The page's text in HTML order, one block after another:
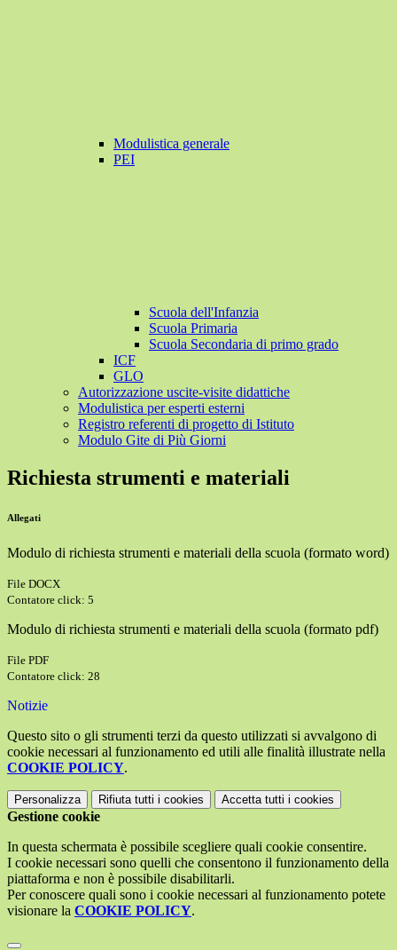
Modulistica generale
PEI
Scuola dell'Infanzia
Scuola Primaria
Scuola Secondaria di primo grado
ICF
GLO
Autorizzazione uscite-visite didattiche
Modulistica per esperti esterni
Registro referenti di progetto di Istituto
Modulo Gite di Più Giorni
Richiesta strumenti e materiali
Allegati
Modulo di richiesta strumenti e materiali della scuola (formato word)
File DOCX
Contatore click: 5
Modulo di richiesta strumenti e materiali della scuola (formato pdf)
File PDF
Contatore click: 28
Notizie
Questo sito o gli strumenti terzi da questo utilizzati si avvalgono di
cookie necessari al funzionamento ed utili alle finalità illustrate nella
COOKIE POLICY.
Personalizza Rifiuta tutti i cookies Accetta tutti i cookies
Gestione cookie
In questa schermata è possibile scegliere quali cookie consentire.
I cookie necessari sono quelli che consentono il funzionamento della
piattaforma e non è possibile disabilitarli.
Per conoscere quali sono i cookie necessari al funzionamento potete
visionare la COOKIE POLICY.